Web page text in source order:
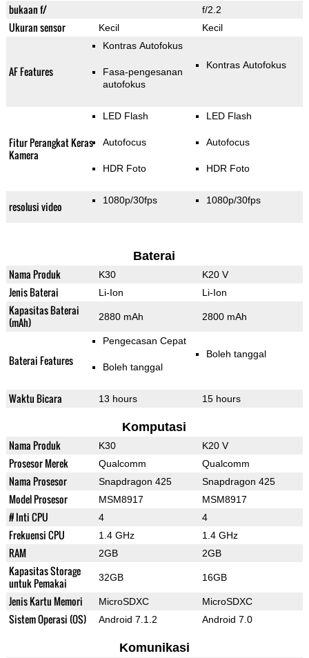
bukaan f/ f/2.2
Ukuran sensor Kecil Kecil
AF Features
Kontras Autofokus
Fasa-pengesanan
autofokus
Kontras Autofokus
Fitur Perangkat Keras
Kamera
LED Flash
Autofocus
HDR Foto
LED Flash
Autofocus
HDR Foto
resolusi video 1080p/30fps 1080p/30fps
Baterai
Nama Produk K30 K20 V
Jenis Baterai Li-Ion Li-Ion
Kapasitas Baterai
(mAh)
2880 mAh 2800 mAh
Baterai Features
Pengecasan Cepat
Boleh tanggal
Boleh tanggal
Waktu Bicara 13 hours 15 hours
Komputasi
Nama Produk K30 K20 V
Prosesor Merek Qualcomm Qualcomm
Nama Prosesor Snapdragon 425 Snapdragon 425
Model Prosesor MSM8917 MSM8917
# Inti CPU 4 4
Frekuensi CPU 1.4 GHz 1.4 GHz
RAM 2GB 2GB
Kapasitas Storage
untuk Pemakai
32GB 16GB
Jenis Kartu Memori MicroSDXC MicroSDXC
Sistem Operasi (OS) Android 7.1.2 Android 7.0
Komunikasi